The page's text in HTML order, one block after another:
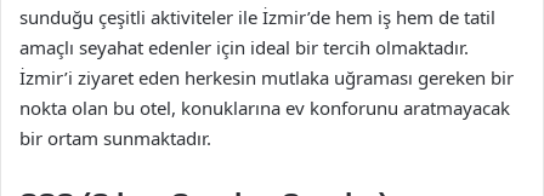
sunduğu çeşitli aktiviteler ile İzmir’de hem iş hem de tatil
amaçlı seyahat edenler için ideal bir tercih olmaktadır.
İzmir’i ziyaret eden herkesin mutlaka uğraması gereken bir
nokta olan bu otel, konuklarına ev konforunu aratmayacak
bir ortam sunmaktadır.